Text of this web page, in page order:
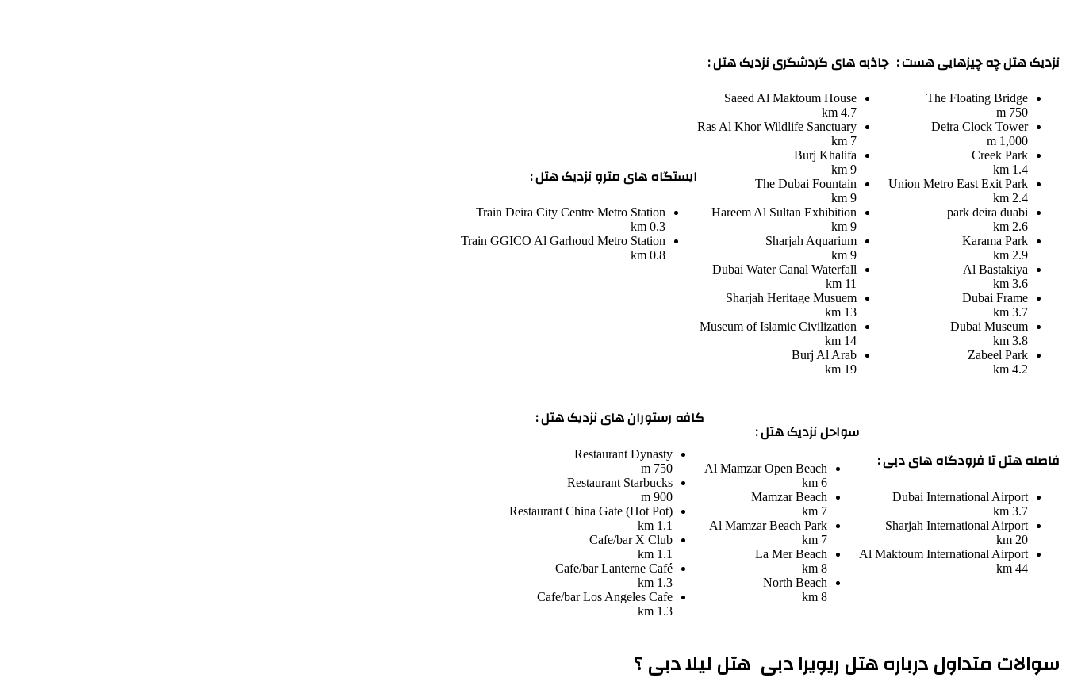
نزدیک هتل چه چیزهایی هست :
The Floating Bridge
750 m
Deira Clock Tower
1,000 m
Creek Park
1.4 km
Union Metro East Exit Park
2.4 km
park deira duabi
2.6 km
Karama Park
2.9 km
Al Bastakiya
3.6 km
Dubai Frame
3.7 km
Dubai Museum
3.8 km
Zabeel Park
4.2 km
جاذبه های گردشگری نزدیک هتل :
Saeed Al Maktoum House
4.7 km
Ras Al Khor Wildlife Sanctuary
7 km
Burj Khalifa
9 km
The Dubai Fountain
9 km
Hareem Al Sultan Exhibition
9 km
Sharjah Aquarium
9 km
Dubai Water Canal Waterfall
11 km
Sharjah Heritage Musuem
13 km
Museum of Islamic Civilization
14 km
Burj Al Arab
19 km
ایستگاه های مترو نزدیک هتل :
Train Deira City Centre Metro Station
0.3 km
Train GGICO Al Garhoud Metro Station
0.8 km
فاصله هتل تا فرودگاه های دبی :
Dubai International Airport
3.7 km
Sharjah International Airport
20 km
Al Maktoum International Airport
44 km
سواحل نزدیک هتل :
Al Mamzar Open Beach
6 km
Mamzar Beach
7 km
Al Mamzar Beach Park
7 km
La Mer Beach
8 km
North Beach
8 km
کافه رستوران های نزدیک هتل :
Restaurant Dynasty
750 m
Restaurant Starbucks
900 m
Restaurant China Gate (Hot Pot)
1.1 km
Cafe/bar X Club
1.1 km
Cafe/barLanterne Café
1.3 km
Cafe/barLos Angeles Cafe
1.3 km
سوالات متداول درباره هتل ریویرا دبی هتل لیلا دبی ؟